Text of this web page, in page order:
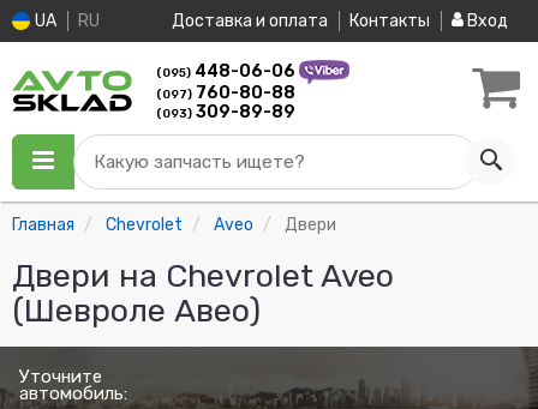
UA RU Доставка и оплата Контакты Вход
(095) 448-06-06
(097) 760-80-88
(093) 309-89-89
Какую запчасть ищете?
Главная Chevrolet Aveo Двери
Двери на Chevrolet Aveo
(Шевроле Авео)
Уточните
автомобиль: